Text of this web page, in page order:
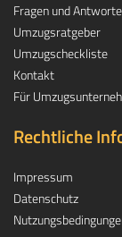
Fragen und
Umzugsratgeber
Umzugscheckliste
Kontakt
Für
Rechtliche
Impressum
Datenschutz